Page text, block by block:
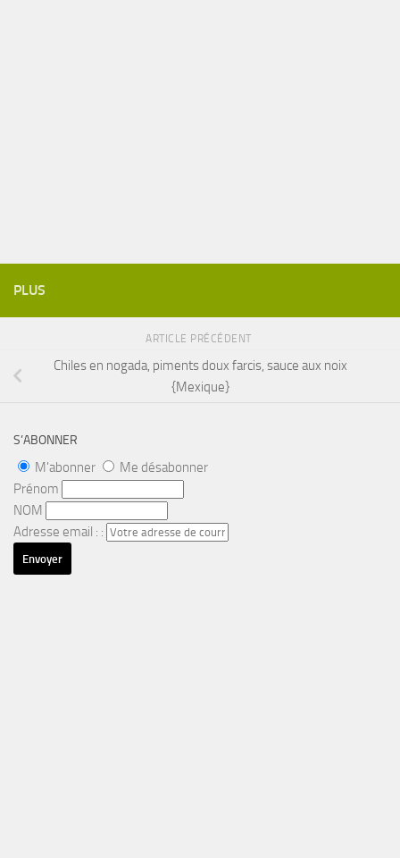
PLUS
ARTICLE PRÉCÉDENT
Chiles en nogada, piments doux farcis, sauce aux noix
{Mexique}
S’ABONNER
M'abonner
Me désabonner
Prénom
NOM
Adresse email : :